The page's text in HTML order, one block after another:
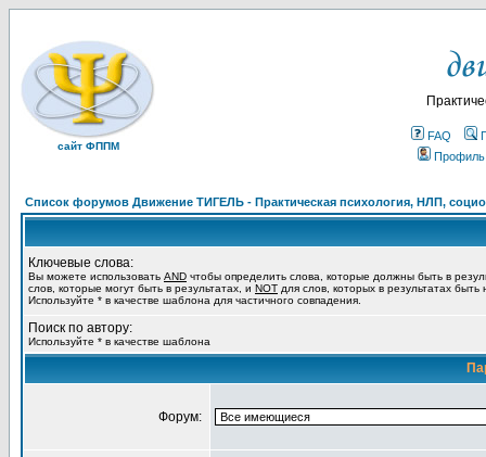
сайт ФППМ
FAQ
Профиль
Список форумов Движение ТИГЕЛЬ - Практическая психология, НЛП,
Ключевые слова:
Вы можете использовать AND чтобы определить слова, которые должны быть в
слов, которые могут быть в результатах, и NOT для слов, которых в результатах
Используйте * в качестве шаблона для частичного совпадения.
Поиск по автору:
Используйте * в качестве шаблона
Форум: